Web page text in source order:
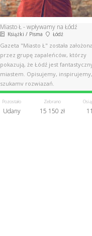
Miasto Ł - wpływamy na Łódź
Książki / Pisma Łódź
Gazeta "Miasto Ł" została
przez grupę zapaleńców, którzy
pokazują, że Łódź jest
miastem. Opisujemy, inspirujemy,
szukamy rozwiązań.
Pozostało
Udany
Zebrano
15 150 zł